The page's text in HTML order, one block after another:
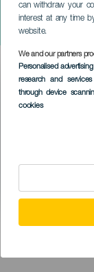
can withdraw your
interest at any time
website.
We and our partners
Personalised
research and
through device
cookies
LANZAROTE
Imagen
Listado